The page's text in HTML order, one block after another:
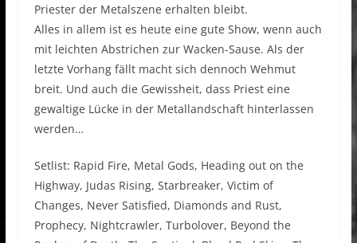
Priester der Metalszene erhalten bleibt.
Alles in allem ist es heute eine gute Show, wenn auch
mit leichten Abstrichen zur Wacken-Sause. Als der
letzte Vorhang fällt macht sich dennoch Wehmut
breit. Und auch die Gewissheit, dass Priest eine
gewaltige Lücke in der Metallandschaft hinterlassen
werden…
Setlist: Rapid Fire, Metal Gods, Heading out on the
Highway, Judas Rising, Starbreaker, Victim of
Changes, Never Satisfied, Diamonds and Rust,
Prophecy, Nightcrawler, Turbolover, Beyond the